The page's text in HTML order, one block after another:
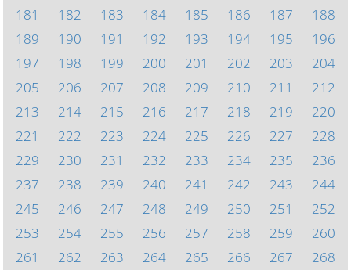
181
182 183 184 185 186 187
188
189
190 191 192 193 194 195
196
197
198 199 200 201 202 203
204
205
206 207 208 209 210 211
212
213
214 215 216 217 218 219
220
221
222 223 224 225 226 227
228
229
230 231 232 233 234 235
236
237
238 239 240 241 242 243
244
245
246 247 248 249 250 251
252
253
254 255 256 257 258 259
260
261
262 263 264 265 266 267
268